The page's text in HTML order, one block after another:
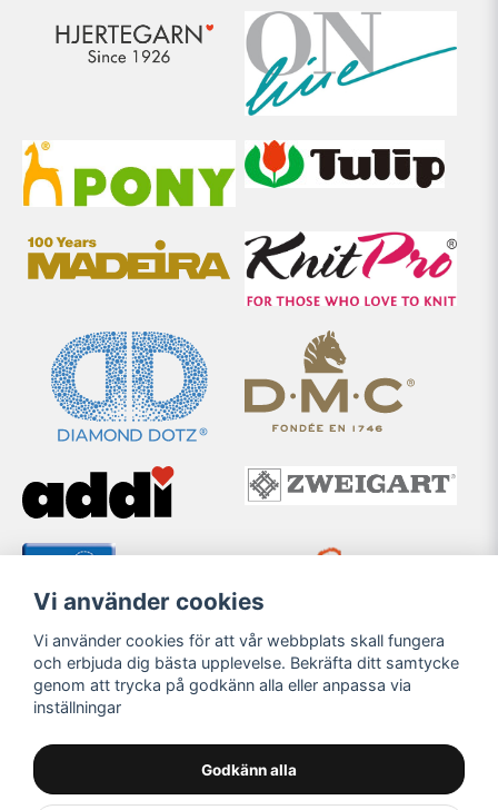
Vi använder cookies
Vi använder cookies för att vår webbplats skall fungera
och erbjuda dig bästa upplevelse. Bekräfta ditt samtycke
genom att trycka på godkänn alla eller anpassa via
inställningar
Godkänn alla